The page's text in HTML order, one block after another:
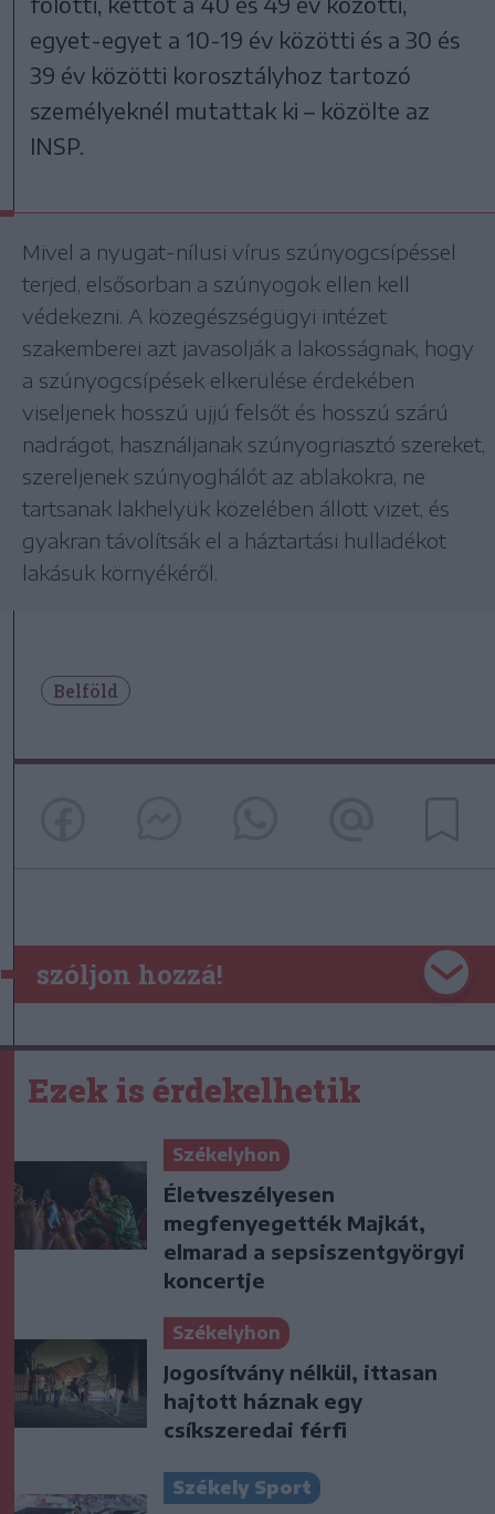
egyet-egyet a 10-19 év közötti és a 30 és
39 év közötti korosztályhoz tartozó
személyeknél mutattak ki – közölte az
INSP.
Mivel a nyugat-nílusi vírus szúnyogcsípéssel
terjed, elsősorban a szúnyogok ellen kell
védekezni. A közegészségügyi intézet
szakemberei azt javasolják a lakosságnak, hogy
a szúnyogcsípések elkerülése érdekében
viseljenek hosszú ujjú felsőt és hosszú szárú
nadrágot, használjanak szúnyogriasztó szereket,
szereljenek szúnyoghálót az ablakokra, ne
tartsanak lakhelyük közelében állott vizet, és
gyakran távolítsák el a háztartási hulladékot
lakásuk környékéről.
Belföld
szóljon hozzá!
Ezek is érdekelhetik
Székelyhon
Életveszélyesen
megfenyegették Majkát,
elmarad a sepsiszentgyörgyi
koncertje
Székelyhon
Jogosítvány nélkül, ittasan
hajtott háznak egy
csíkszeredai férfi
Székely Sport